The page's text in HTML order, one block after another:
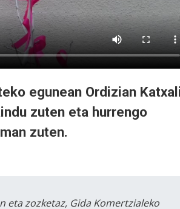
egunean Ordizian
zuten eta hurrengo
zuten.
n eta zozketaz, Gida Komertzialeko